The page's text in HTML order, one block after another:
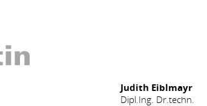
Judith Eiblmayr
Dipl.Ing. Dr.techn.